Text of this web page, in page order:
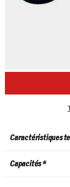
Caractéristiques
Capacités *